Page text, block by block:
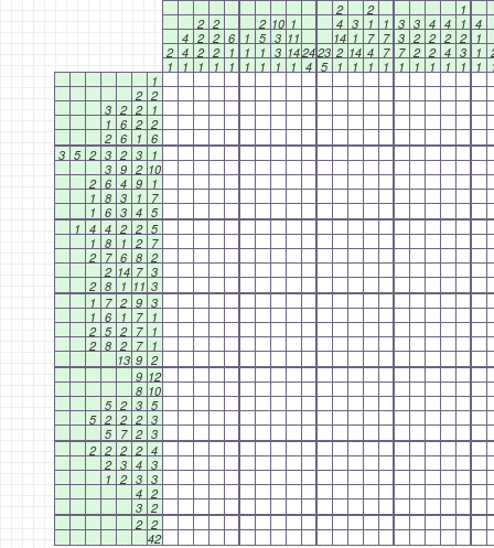
2 2
1
2 2 2 10 1 4 3 1 1 3 3 4 4 1 4
4 2 2 6 1 5 3 11 14 1 7 7 3 2 2 2 2
1
2 4 2 2 1 1 1 3 142423 2 14 4 7 7 2 2 4 3 1
1
1 1 1 1 1 1 1 1 4 5 1 1 1 1 1 1 1 1 1 1
1
2 2
3 2 2
1
1 6 2 2
2 6 1 6
3 5 2 3 2 3
1
3 9 2 10
2 6 4 9
1
1 8 3 1
7
1 6 3 4 5
1 4 4 2 2 5
1 8 1 2 7
2 7 6 8 2
2 14 7 3
2 8 1 11 3
1
7 2 9 3
1 6 1 7
1
2 5 2 7
1
2 8 2 7
1
13 9 2
9 12
8 10
5 2 3 5
5 2 2 2 3
5 7 2 3
2 2 2 2 4
2 3 4 3
1 2 3 3
4 2
3 2
2 2
42